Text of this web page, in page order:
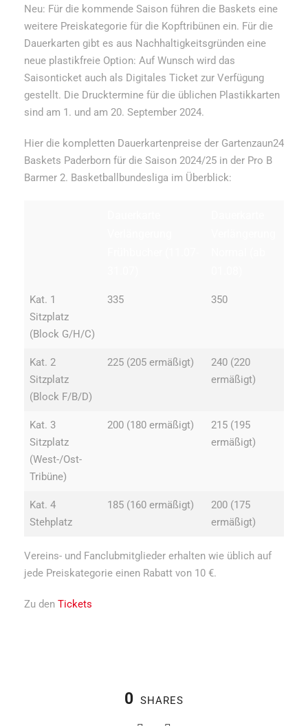
Neu: Für die kommende Saison führen die Baskets eine
weitere Preiskategorie für die Kopftribünen ein. Für die
Dauerkarten gibt es aus Nachhaltigkeitsgründen eine
neue plastikfreie Option: Auf Wunsch wird das
Saisonticket auch als Digitales Ticket zur Verfügung
gestellt. Die Drucktermine für die üblichen Plastikkarten
sind am 1. und am 20. September 2024.
Hier die kompletten Dauerkartenpreise der Gartenzaun24
Baskets Paderborn für die Saison 2024/25 in der Pro B
Barmer 2. Basketballbundesliga im Überblick:
Kat. 1
Sitzplatz
(Block G/H/C)
335 350
Kat. 2
Sitzplatz
(Block F/B/D)
225 (205 ermäßigt)
240 (220
ermäßigt)
Kat. 3
Sitzplatz
(West-/Ost-
Tribüne)
200 (180 ermäßigt)
215 (195
ermäßigt)
Kat. 4
Stehplatz
185 (160 ermäßigt)
200 (175
ermäßigt)
Vereins- und Fanclubmitglieder erhalten wie üblich auf
jede Preiskategorie einen Rabatt von 10 €.
Zu den Tickets
0 SHARES